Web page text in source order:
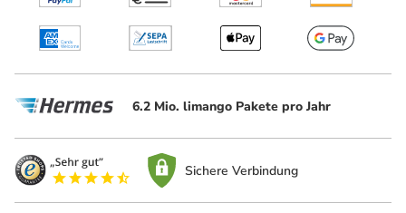
6.2 Mio. limango Pakete pro Jahr
Sichere Verbindung